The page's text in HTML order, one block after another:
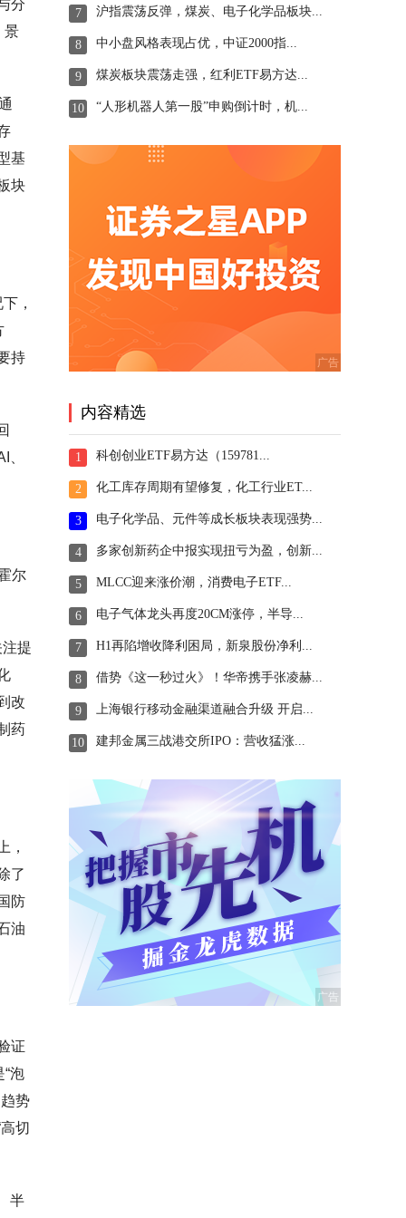
分
景
基
块
，
持
尔
提
改
药
，
了
防
油
证
泡
势
切
半
7 沪指震荡反弹，煤炭、电子化学品板块...
8 中小盘风格表现占优，中证2000指...
9 煤炭板块震荡走强，红利ETF易方达...
10 “人形机器人第一股”申购倒计时，机...
内容精选
1 科创创业ETF易方达（159781...
2 化工库存周期有望修复，化工行业ET...
3 电子化学品、元件等成长板块表现强势...
4 多家创新药企中报实现扭亏为盈，创新...
5 MLCC迎来涨价潮，消费电子ETF...
6 电子气体龙头再度20CM涨停，半导...
7 H1再陷增收降利困局，新泉股份净利...
8 借势《这一秒过火》！华帝携手张凌赫...
9 上海银行移动金融渠道融合升级 开启...
10 建邦金属三战港交所IPO：营收猛涨...